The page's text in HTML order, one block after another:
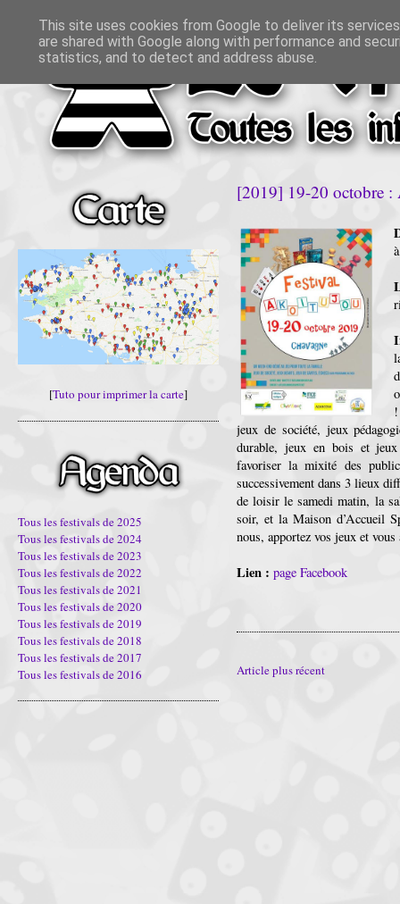
[Tuto pour imprimer la carte]
Tous les festivals de 2025
Tous les festivals de 2024
Tous les festivals de 2023
Tous les festivals de 2022
Tous les festivals de 2021
Tous les festivals de 2020
Tous les festivals de 2019
Tous les festivals de 2018
Tous les festivals de 2017
Tous les festivals de 2016
[2019] 19-20 octobre
jeux de société, jeux
durable, jeux en bois et
favoriser la mixité des
successivement dans 3 lieux
de loisir le samedi matin, la
soir, et la Maison d’Accueil
nous, apportez vos jeux et
Lien : page Facebook
Article plus récent
This site uses cookies from Google to deliver its
are shared with Google along with performance and
statistics, and to detect and address abuse.